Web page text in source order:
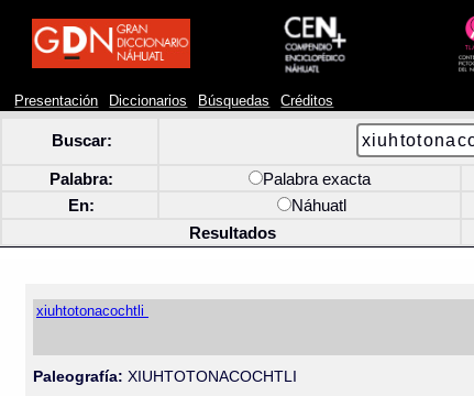
Presentación Diccionarios Búsquedas Créditos
Buscar:
Palabra: Palabra exacta
En:
Náhuatl
Resultados
xiuhtotonacochtli
Paleografía: XIUHTOTONACOCHTLI